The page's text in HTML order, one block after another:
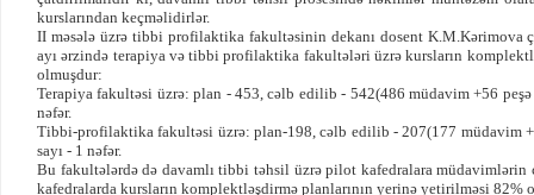
kurslarından keçməlidirlər.
II məsələ üzrə tibbi profilaktika fakultəsinin dekanı dosent
ayı ərzində terapiya və tibbi profilaktika fakultələri üzrə kursların
olmuşdur:
Terapiya fakultəsi üzrə: plan - 453, cəlb edilib - 542(486 müdavim +56 peşə
nəfər.
Tibbi-profilaktika fakultəsi üzrə: plan-198, cəlb edilib - 207(177 müdavim
sayı - 1 nəfər.
Bu fakultələrdə də davamlı tibbi təhsil üzrə pilot kafedralara müdavimlərin
kafedralarda kursların komplektləşdirmə planlarının yerinə yetirilməsi 82%